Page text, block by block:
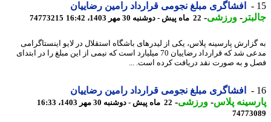
افشاگری مبلغ نجومی قرارداد رامین رضاییان
-ورزشی-22 ماه پیش - دوشنبه 30 مهر 1403، 16:42 74773215
پارسینه پلاس، یکی از لیدرهای باشگاه استقلال در لایو اینستاگرامی
مدعی شد که قرارداد رضاییان 70 میلیارد است که نیمی از این مبلغ را در ابتدای
و به صورت نقد دریافت کرده است. ...
افشاگری مبلغ نجومی قرارداد رامین رضاییان
پلاس-ورزشی-22 ماه پیش - دوشنبه 30 مهر 1403، 16:33